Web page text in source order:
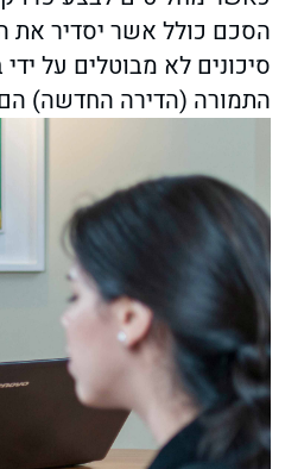
הסכם כולל אשר יסדיר את
סיכונים לא מבוטלים על
התמורה (הדירה החדשה) הם